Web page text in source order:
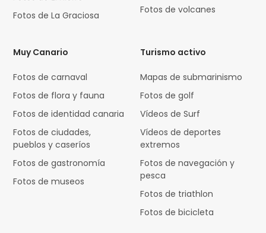
Fotos de La Graciosa
Fotos de volcanes
Muy Canario
Fotos de carnaval
Fotos de flora y fauna
Fotos de identidad canaria
Fotos de ciudades,
pueblos y caseríos
Fotos de gastronomía
Fotos de museos
Turismo activo
Mapas de submarinismo
Fotos de golf
Vídeos de Surf
Vídeos de deportes
extremos
Fotos de navegación y
pesca
Fotos de triathlon
Fotos de bicicleta